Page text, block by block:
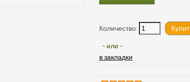
Количество:
- или -
в закладки